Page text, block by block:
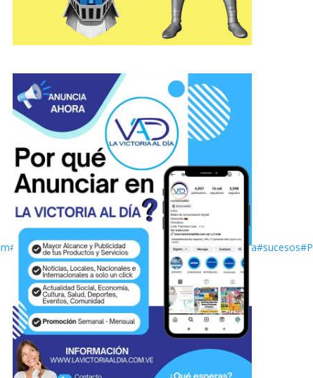
#atención#información#Urgente #UltimaHora #Noticia#sucesos